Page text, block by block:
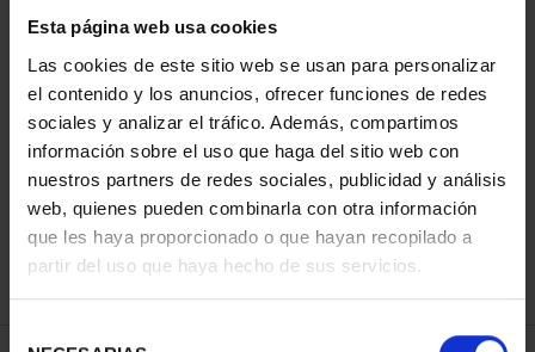
Esta página web usa cookies
Las cookies de este sitio web se usan para personalizar
el contenido y los anuncios, ofrecer funciones de redes
sociales y analizar el tráfico. Además, compartimos
información sobre el uso que haga del sitio web con
nuestros partners de redes sociales, publicidad y análisis
web, quienes pueden combinarla con otra información
que les haya proporcionado o que hayan recopilado a
partir del uso que haya hecho de sus servicios.
ORDENAR POR:
REFINAR